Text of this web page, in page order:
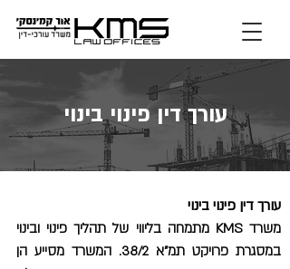
עורך דין פינוי בינוי
עורך דין פינוי בינוי
משרד KMS מתמחה בליווי של תהליך פינוי ובינוי
במסגרת פרויקט תמ"א 38/2. המשרד מסייע הן